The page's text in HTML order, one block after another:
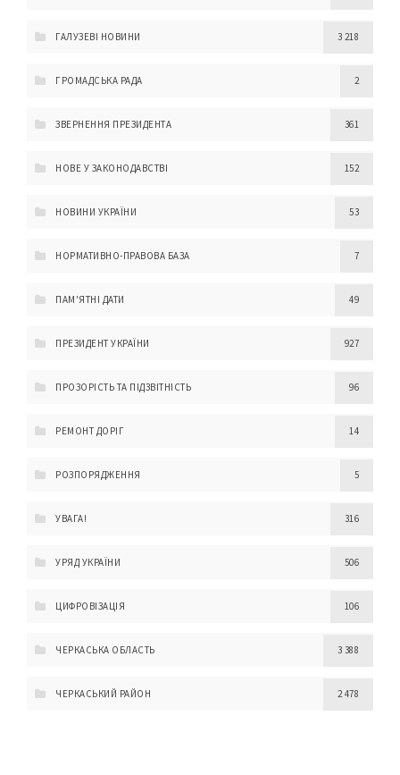
ГАЛУЗЕВІ НОВИНИ 3 218
ГРОМАДСЬКА РАДА 2
ЗВЕРНЕННЯ ПРЕЗИДЕНТА 361
НОВЕ У ЗАКОНОДАВСТВІ 152
НОВИНИ УКРАЇНИ 53
НОРМАТИВНО-ПРАВОВА БАЗА 7
ПАМ'ЯТНІ ДАТИ 49
ПРЕЗИДЕНТ УКРАЇНИ 927
ПРОЗОРІСТЬ ТА ПІДЗВІТНІСТЬ 96
РЕМОНТ ДОРІГ 14
РОЗПОРЯДЖЕННЯ 5
УВАГА! 316
УРЯД УКРАЇНИ 506
ЦИФРОВІЗАЦІЯ 106
ЧЕРКАСЬКА ОБЛАСТЬ 3 388
ЧЕРКАСЬКИЙ РАЙОН 2 478